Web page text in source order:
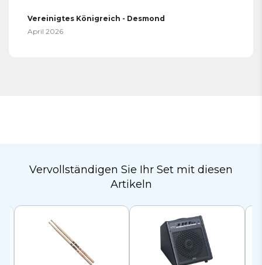
Vereinigtes Königreich - Desmond
April 2026
Vervollständigen Sie Ihr Set mit diesen
Artikeln